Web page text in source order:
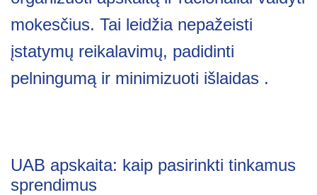
mokesčius. Tai leidžia nepažeisti
įstatymų reikalavimų, padidinti
pelningumą ir minimizuoti išlaidas .
UAB apskaita: kaip pasirinkti tinkamus
sprendimus